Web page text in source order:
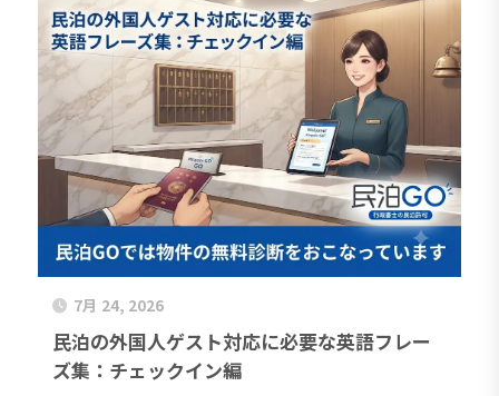
7月 24, 2026
民泊の外国人ゲスト対応に必要な英語フレー
ズ集：チェックイン編